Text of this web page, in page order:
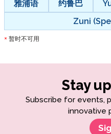
雅浦语
约鲁巴
Zuni
* 暂时不可用
Stay
Subscribe for events,
innovative